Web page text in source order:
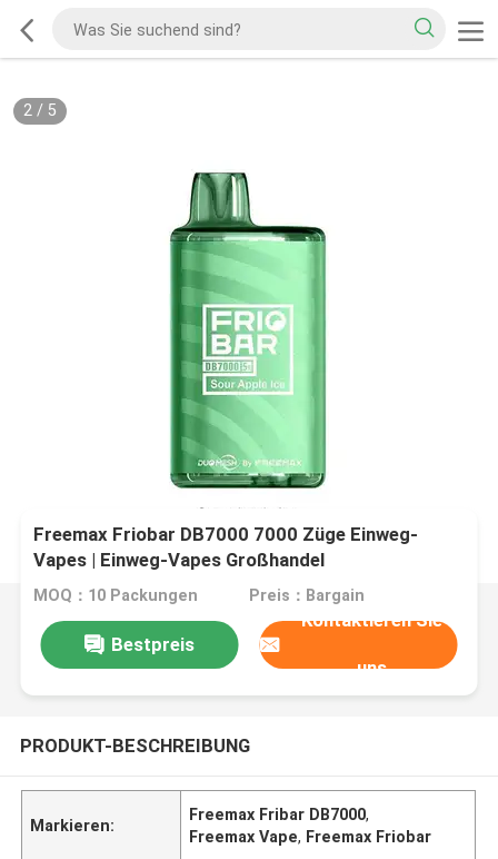
2/ 5
Freemax Friobar DB7000 7000 Züge Einweg-
Vapes | Einweg-Vapes Großhandel
MOQ：10 Packungen Preis：Bargain
Bestpreis
Kontaktieren Sie
uns
PRODUKT-BESCHREIBUNG
Markieren:
Freemax Fribar DB7000,
Freemax Vape, Freemax Friobar